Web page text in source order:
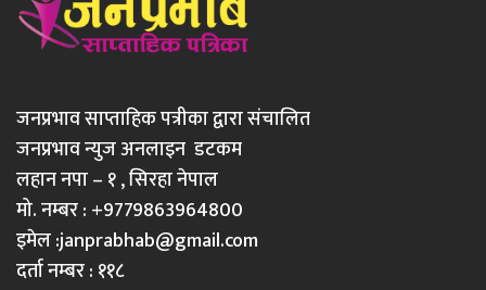
जनप्रभाव साप्ताहिक पत्रीका द्वारा संचालित
जनप्रभाव न्युज अनलाइन डटकम
लहान नपा – १ , सिरहा नेपाल
मो. नम्बर : +9779863964800
इमेल :janprabhab@gmail.com
दर्ता नम्बर : ११८